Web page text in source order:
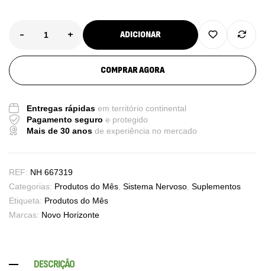
- + ADICIONAR
COMPRAR AGORA
Entregas rápidas em território continental
Pagamento seguro e protegido
Mais de 30 anos de experiência no mercado
REF: NH 667319
Categorias: Produtos do Mês Sistema Nervoso Suplementos
Etiqueta: Produtos do Mês
Marcas: Novo Horizonte
DESCRIÇÃO